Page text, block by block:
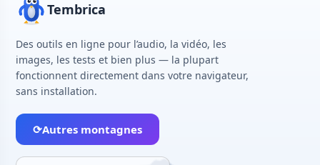
Tembrica
Des outils en ligne pour l’audio, la vidéo, les
images, les tests et bien plus — la plupart
fonctionnent directement dans votre navigateur,
sans installation.
⟳Autres montagnes